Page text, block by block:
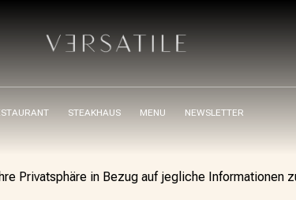
STEAKHAUS MENU NEWSLETTER
Privatsphäre in Bezug auf jegliche Informationen